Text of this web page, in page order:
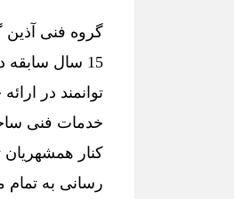
گروه فنی آذین
15 سال
توانمند در
خدمات فنی
کنار همشهریان